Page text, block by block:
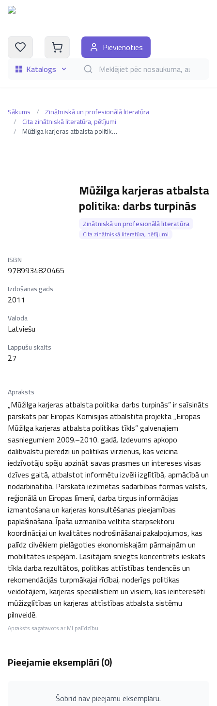
Katalogs Meklēt grāmatas pēc nosaukuma, autora,
Pievienoties
Sākums / Zinātniskā un profesionālā literatūra
/ Cita zinātniskā literatūra, pētījumi
/ Mūžilga karjeras atbalsta politika: darbs turpinās
Mūžilga karjeras atbalsta
politika: darbs turpinās
Zinātniskā un profesionālā literatūra
Cita zinātniskā literatūra, pētījumi
ISBN
9789934820465
Izdošanas gads
2011
Valoda
Latviešu
Lappušu skaits
27
Apraksts
„Mūžilga karjeras atbalsta politika: darbs turpinās” ir saīsināts
pārskats par Eiropas Komisijas atbalstītā projekta „Eiropas
Mūžilga karjeras atbalsta politikas tīkls” galvenajiem
sasniegumiem 2009.–2010. gadā. Izdevums apkopo
dalībvalstu pieredzi un politikas virzienus, kas veicina
iedzīvotāju spēju apzināt savas prasmes un intereses visas
dzīves gaitā, atbalstot informētu izvēli izglītībā, apmācībā un
nodarbinātībā. Pārskatā iezīmētas sadarbības formas valsts,
reģionālā un Eiropas līmenī, darba tirgus informācijas
izmantošana un karjeras konsultēšanas pieejamības
paplašināšana. Īpaša uzmanība veltīta starpsektoru
koordinācijai un kvalitātes nodrošināšanai pakalpojumos, kas
palīdz cilvēkiem pielāgoties ekonomiskajām pārmaiņām un
mobilitātes iespējām. Lasītājam sniegts koncentrēts ieskats
tīkla darba rezultātos, politikas attīstības tendencēs un
rekomendācijās turpmākajai rīcībai, noderīgs politikas
veidotājiem, karjeras speciālistiem un visiem, kas ieinteresēti
mūžizglītības un karjeras attīstības atbalsta sistēmu
pilnveidē.
Apraksts sagatavots ar MI palīdzību
Pieejamie eksemplāri (0)
Šobrīd nav pieejamu eksemplāru.